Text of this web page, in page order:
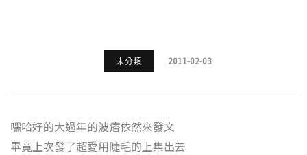
未分類 2011-02-03
嘿哈好的大過年的波痞依然來發文
畢竟上次發了超愛用睫毛的上集出去